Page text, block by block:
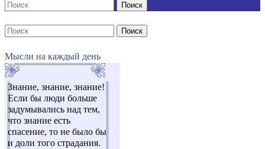
Поиск
Поиск
Мысли на каждый день
Знание, знание, знание!
Если бы люди больше
задумывались над тем,
что знание есть
спасение, то не было бы
и доли того страдания.